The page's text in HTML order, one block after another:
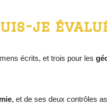
je
écrits, et trois pour les
, et de ses deux contrôles